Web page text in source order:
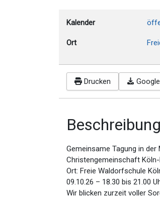
Kalender
Ort
Drucken Google
Beschreibung
Gemeinsame Tagung in
Christengemeinschaft
Ort: Freie Waldorfschule
09.10.26 – 18.30 bis 21.00
Wir blicken zurzeit voller